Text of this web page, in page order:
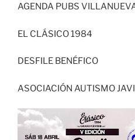
AGENDA PUBS
EL CLÁSICO 1984
DESFILE BENÉFICO
ASOCIACIÓN AUTISMO